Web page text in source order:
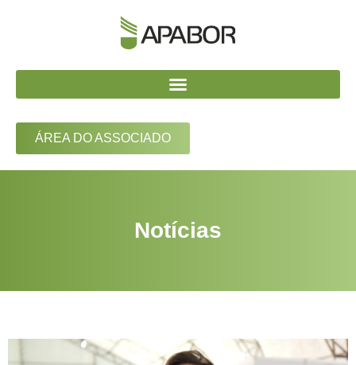
ÁREA DO ASSOCIADO
Notícias